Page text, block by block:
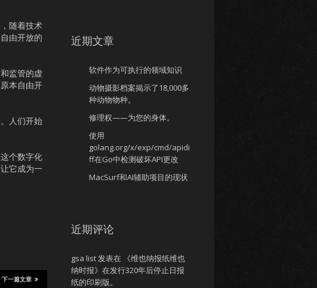
随着技术
由开放的
监管的虚
本自由开
人们开始
个数字化
它成为一
下一篇文章
近期文章
软件作为可执行的领域知识
动物摄影档案揭示了18,000多
种动物物种。
修理权——为您的身体。
使用
golang.org/x/exp/cmd/apidi
ff在Go中检测破坏API更改
MacSurf和AI辅助项目的现状
近期评论
gsa list发表在
《维也纳报纸维也
纳时报》在发行320年后停止日报
纸的印刷版。